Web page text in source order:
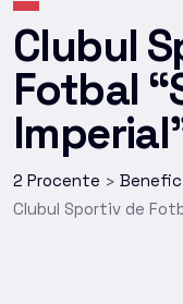
Clubul
Fotbal
2 Procente >
Clubul Sportiv de